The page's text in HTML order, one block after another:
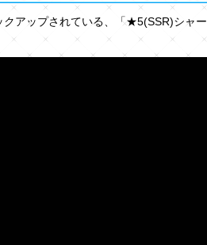
クアップされている、「★5(SSR)シャ